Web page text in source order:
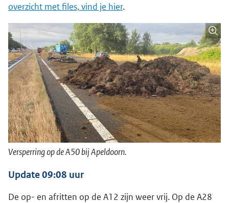
overzicht met files, vind je hier.
Versperring op de A50 bij Apeldoorn.
Update 09:08 uur
De op- en afritten op de A12 zijn weer vrij. Op de A28